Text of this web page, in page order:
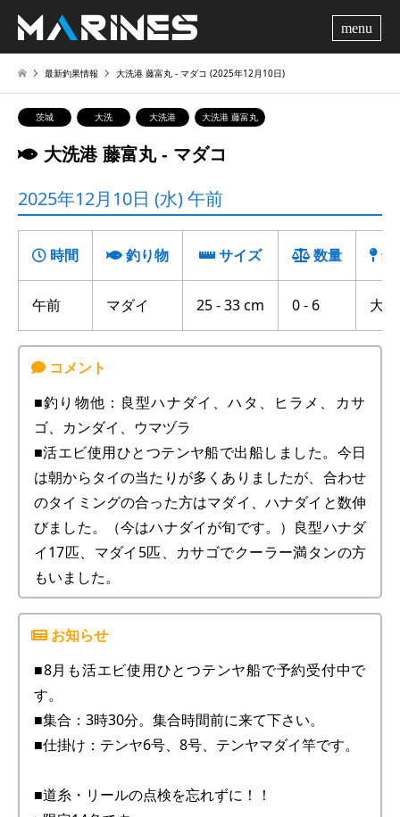
最新釣果情報 大洗港 藤富丸 ‐ マダコ (2025年12月10日)
茨城 大洗 大洗港 大洗港 藤富丸
大洗港 藤富丸 ‐ マダコ
2025年12月10日 (水) 午前
時間 釣り物 サイズ 数量 釣
午前 マダイ 25 - 33 cm 0 - 6 大
■釣り物他：良型ハナダイ、ハタ、ヒラメ、カサ
ゴ、カンダイ、ウマヅラ
■活エビ使用ひとつテンヤ船で出船しました。今日
は朝からタイの当たりが多くありましたが、合わせ
のタイミングの合った方はマダイ、ハナダイと数伸
びました。（今はハナダイが旬です。）良型ハナダ
イ17匹、マダイ5匹、カサゴでクーラー満タンの方
もいました。
■8月も活エビ使用ひとつテンヤ船で予約受付中で
す。
■集合：3時30分。集合時間前に来て下さい。
■仕掛け：テンヤ6号、8号、テンヤマダイ竿です。
■道糸・リールの点検を忘れずに！！